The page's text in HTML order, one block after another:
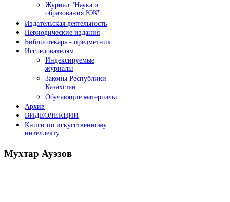
Журнал "Наука и
образования ЮК"
Издательская деятельность
Периодические издания
Библиотекарь - предметник
Исследователям
Индексируемые
журналы
Законы Республики
Казахстан
Обучающие материалы
Архив
ВИДЕОЛЕКЦИИ
Книги по искусственному
интеллекту
Мухтар Ауэзов